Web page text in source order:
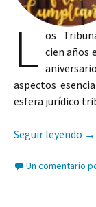
L os
cien años
aspectos
esfera jurídico
Seguir leyendo →
Un comentario